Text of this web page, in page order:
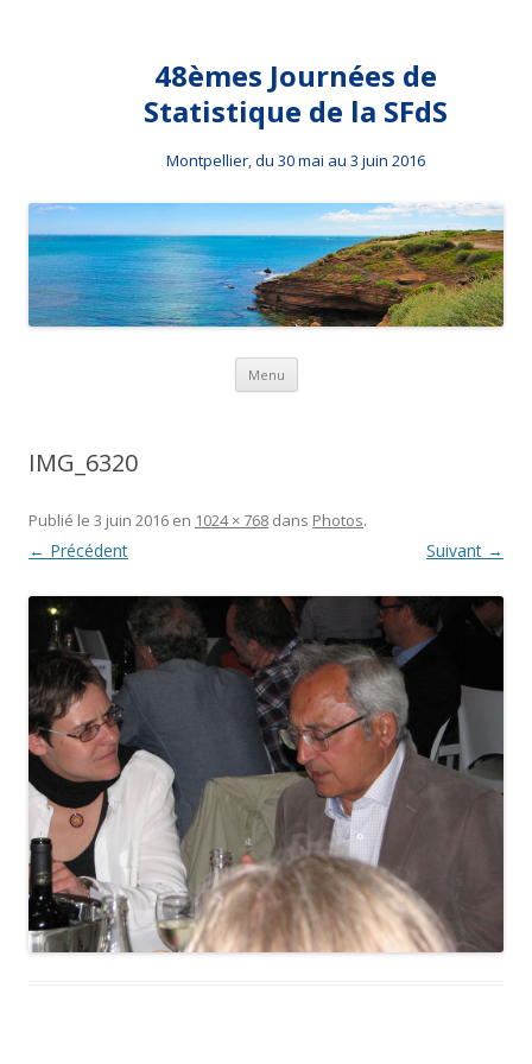
48èmes Journées de
Statistique de la SFdS
Montpellier, du 30 mai au 3 juin 2016
Menu Aller au contenu principal
IMG_6320
Publié le 3 juin 2016 en 1024 × 768 dans Photos.
← Précédent Suivant →